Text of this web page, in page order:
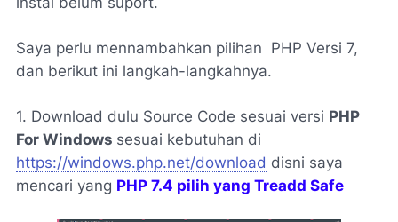
Saya perlu mennambahkan pilihan PHP Versi 7,
dan berikut ini langkah-langkahnya.
1. Download dulu Source Code sesuai versi PHP
For Windows sesuai kebutuhan di
https://windows.php.net/download disni saya
mencari yang PHP 7.4 pilih yang Treadd Safe